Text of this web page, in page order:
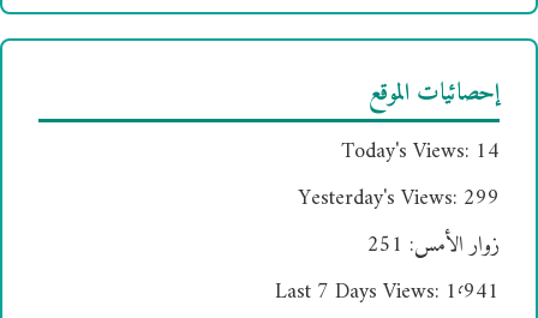
إحصائيات الموقع
Today's Views: 14
Yesterday's Views: 299
زوار الأمس: 251
Last 7 Days Views: 1٬941